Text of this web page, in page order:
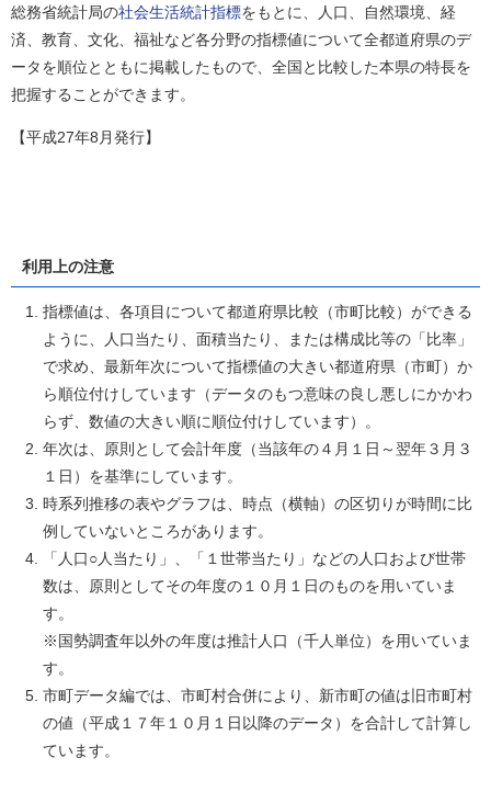
総務省統計局の社会生活統計指標をもとに、人口、自然環境、経
済、教育、文化、福祉など各分野の指標値について全都道府県のデ
ータを順位とともに掲載したもので、全国と比較した本県の特長を
把握することができます。
【平成27年8月発行】
利用上の注意
指標値は、各項目について都道府県比較（市町比較）ができる
ように、人口当たり、面積当たり、または構成比等の「比率」
で求め、最新年次について指標値の大きい都道府県（市町）か
ら順位付けしています（データのもつ意味の良し悪しにかかわ
らず、数値の大きい順に順位付けしています）。
年次は、原則として会計年度（当該年の４月１日～翌年３月３
１日）を基準にしています。
時系列推移の表やグラフは、時点（横軸）の区切りが時間に比
例していないところがあります。
「人口○人当たり」、「１世帯当たり」などの人口および世帯
数は、原則としてその年度の１０月１日のものを用いていま
す。
※国勢調査年以外の年度は推計人口（千人単位）を用いていま
す。
市町データ編では、市町村合併により、新市町の値は旧市町村
の値（平成１７年１０月１日以降のデータ）を合計して計算し
ています。